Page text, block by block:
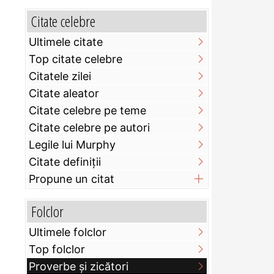
Citate celebre
Ultimele citate
Top citate celebre
Citatele zilei
Citate aleator
Citate celebre pe teme
Citate celebre pe autori
Legile lui Murphy
Citate definiţii
Propune un citat
Folclor
Ultimele folclor
Top folclor
Proverbe și zicători